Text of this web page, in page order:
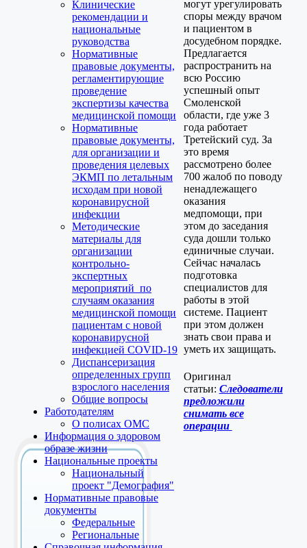
Клинические
рекомендации и
национальные
руководства
Нормативные
правовые документы,
регламентирующие
проведение
экспертизы качества
медицинской помощи
Нормативные
правовые документы,
для организации и
проведения целевых
ЭКМП по летальным
исходам при новой
коронавирусной
инфекции
Методические
материалы для
организации
контрольно-
экспертных
мероприятий по
случаям оказания
медицинской помощи
пациентам с новой
коронавирусной
инфекцией COVID-19
Диспансеризация
определенных групп
взрослого населения
Общие вопросы
Работодателям
О полисах ОМС
Информация о здоровом
образе жизни
Национальные проекты
Национальный
проект "Демография"
Нормативные правовые
документы
Федеральные
Региональные
могут урегулировать
споры между врачом
и пациентом в
досудебном порядке.
Предлагается
распространить на
всю Россию
успешный опыт
Смоленской
области, где уже 3
года работает
Третейский суд. За
это время
рассмотрено более
700 жалоб по поводу
ненадлежащего
оказания
медпомощи, при
этом до заседания
суда дошли только
единичные случаи.
Сейчас началась
подготовка
специалистов для
работы в этой
системе. Пациент
при этом должен
знать свои права и
уметь их защищать.
Оригинал
статьи: Следователи
предложили
снимать все
операции